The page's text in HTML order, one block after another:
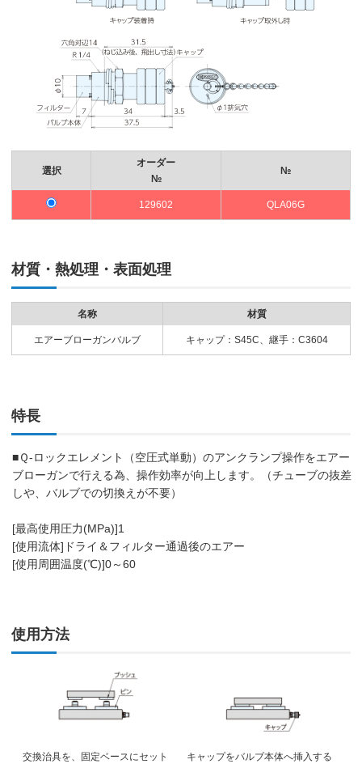
選択
オーダー
№
№
129602 QLA06G
材質・熱処理・表面処理
名称 材質
エアーブローガンバルブ キャップ：S45C、継手：C3604
特長
■Ｑ-ロックエレメント（空圧式単動）のアンクランプ操作をエアー
ブローガンで行える為、操作効率が向上します。（チューブの抜差
しや、バルブでの切換えが不要）
[最高使用圧力(MPa)]1
[使用流体]ドライ＆フィルター通過後のエアー
[使用周囲温度(℃)]0～60
使用方法
交換治具を、固定ベースにセット
キャップをバルブ本体へ挿入する